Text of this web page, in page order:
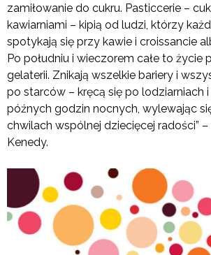
zamiłowanie do cukru. Pasticcerie –
kawiarniami – kipią od ludzi, którzy
spotykają się przy kawie i croissancie
Po południu i wieczorem całe to życie
gelaterii. Znikają wszelkie bariery i
po starców – kręcą się po lodziarniach
późnych godzin nocnych, wylewa­jąc
chwilach wspólnej dziecięcej radości”
Kenedy.